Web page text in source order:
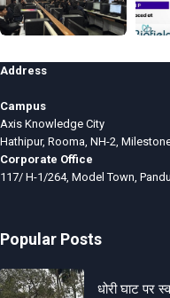
Address
Campus
Axis Knowledge City
Hathipur, Rooma, NH-2,
Corporate Office
117/ H-1/264, Model Town,
Popular Posts
धोरी घाट पर